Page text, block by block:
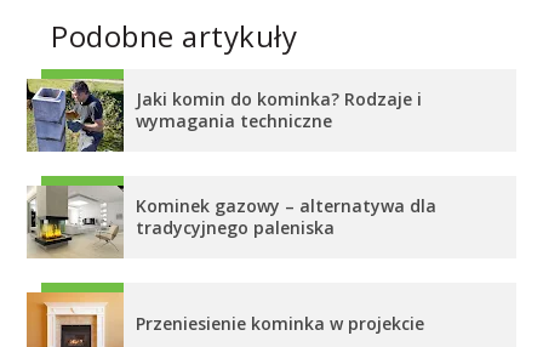
Podobne artykuły
Jaki komin do kominka? Rodzaje i
wymagania techniczne
Kominek gazowy – alternatywa dla
tradycyjnego paleniska
Przeniesienie kominka w projekcie